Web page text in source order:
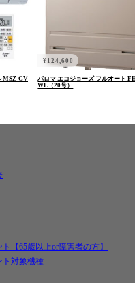
MSZ-GV
¥ 124,600
パロマ エコジョーズ フルオート
WL（20号）
【65歳以上or障害者の方】
ト対象機種